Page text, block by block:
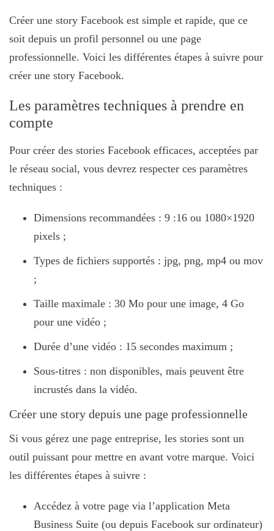
Créer une story Facebook est simple et rapide, que ce
soit depuis un profil personnel ou une page
professionnelle. Voici les différentes étapes à suivre pour
créer une story Facebook.
Les paramètres techniques à prendre en
compte
Pour créer des stories Facebook efficaces, acceptées par
le réseau social, vous devrez respecter ces paramètres
techniques :
Dimensions recommandées : 9 :16 ou 1080×1920
pixels ;
Types de fichiers supportés : jpg, png, mp4 ou mov
;
Taille maximale : 30 Mo pour une image, 4 Go
pour une vidéo ;
Durée d’une vidéo : 15 secondes maximum ;
Sous-titres : non disponibles, mais peuvent être
incrustés dans la vidéo.
Créer une story depuis une page professionnelle
Si vous gérez une page entreprise, les stories sont un
outil puissant pour mettre en avant votre marque. Voici
les différentes étapes à suivre :
Accédez à votre page via l’application Meta
Business Suite (ou depuis Facebook sur ordinateur)